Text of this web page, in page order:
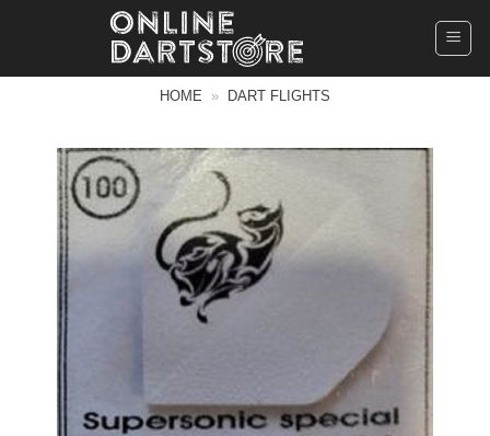
HOME » DART FLIGHTS